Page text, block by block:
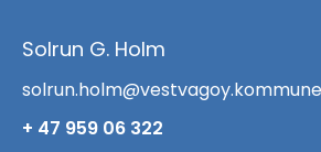
Solrun G. Holm
+ 47 959 06 322